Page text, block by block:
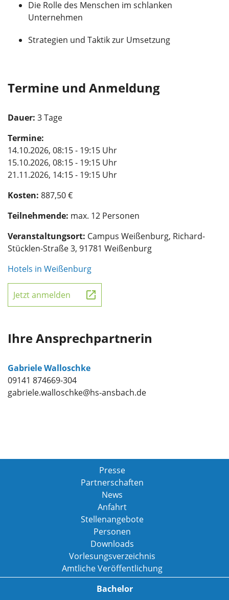
Die Rolle des Menschen im schlanken
Unternehmen
Strategien und Taktik zur Umsetzung
Termine und Anmeldung
Dauer: 3 Tage
Termine:
14.10.2026, 08:15 - 19:15 Uhr
15.10.2026, 08:15 - 19:15 Uhr
21.11.2026, 14:15 - 19:15 Uhr
Kosten: 887,50 €
Teilnehmende: max. 12 Personen
Veranstaltungsort: Campus Weißenburg, Richard-
Stücklen-Straße 3, 91781 Weißenburg
Hotels in Weißenburg
Jetzt anmelden
Ihre Ansprechpartnerin
Gabriele Walloschke
09141 874669-304
gabriele.walloschke@hs-ansbach.de
Presse
Partnerschaften
News
Anfahrt
Stellenangebote
Personen
Downloads
Vorlesungsverzeichnis
Amtliche Veröffentlichung
Bachelor